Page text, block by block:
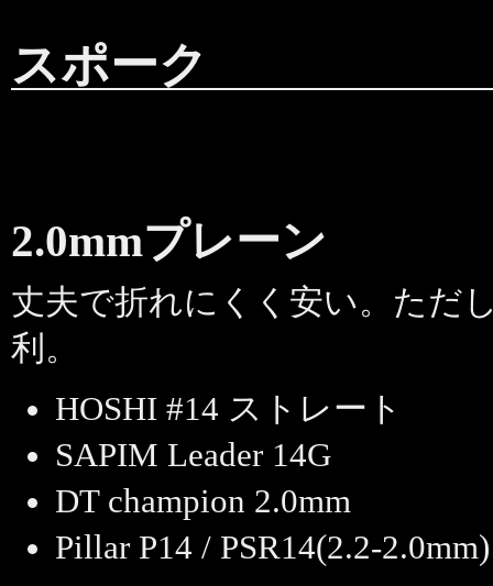
スポーク
2.0mmプレーン
丈夫で折れにくく安い。ただ
利。
HOSHI #14 ストレート
SAPIM Leader 14G
DT champion 2.0mm
Pillar P14 / PSR14(2.2-2.0mm)